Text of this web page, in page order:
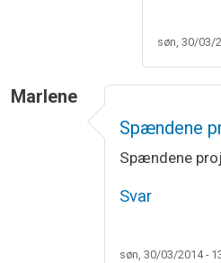
søn, 30/03/
Marlene
Spændene
Spændene
Svar
søn, 30/03/2014 -